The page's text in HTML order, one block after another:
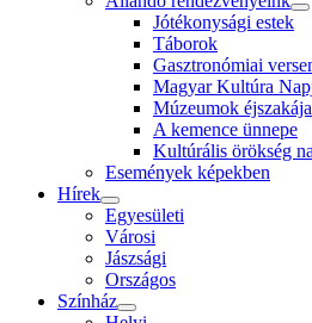
Jótékonysági estek
Táborok
Gasztronómiai
Magyar Kultúra
Múzeumok éjszakája
A kemence ünnepe
Kultúrális örökség
Események képekben
Hírek
Egyesületi
Városi
Jászsági
Országos
Színház